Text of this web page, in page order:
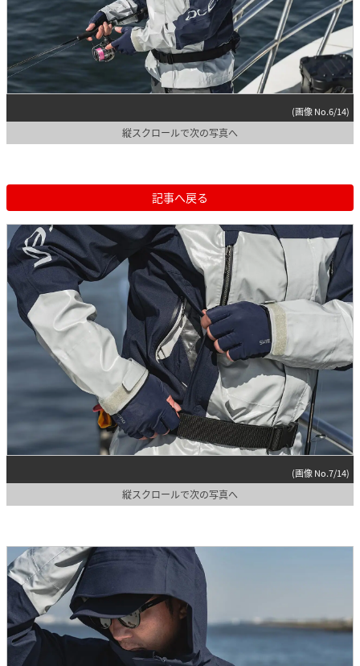
(画像 No.6/14)
縦スクロールで次の写真へ
記事へ戻る
(画像 No.7/14)
縦スクロールで次の写真へ